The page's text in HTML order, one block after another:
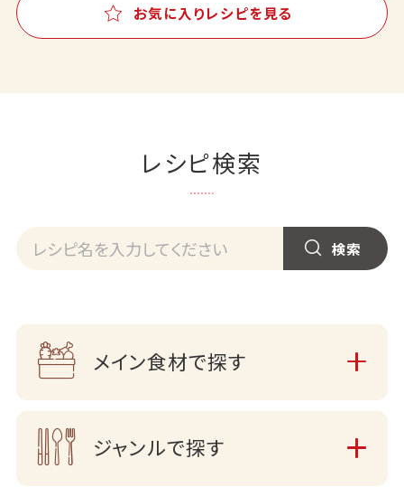
お気に入りレシピを見る
レシピ検索
メイン食材で探す
ジャンルで探す